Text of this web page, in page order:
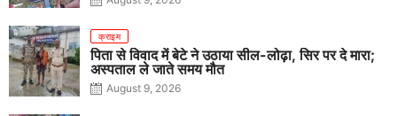
क्राइम
पिता से विवाद में बेटे ने उठाया सील-लोढ़ा, सिर पर दे मारा;
अस्पताल ले जाते समय मौत
August 9, 2026